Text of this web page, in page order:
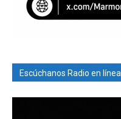
Escúchanos Radio en línea